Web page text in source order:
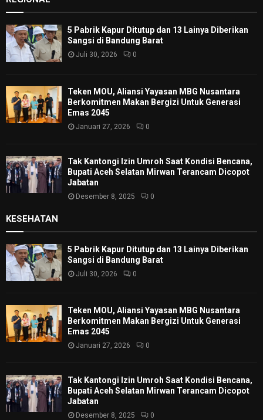
5 Pabrik Kapur Ditutup dan 13 Lainya Diberikan
Sangsi di Bandung Barat
Juli 30, 2026 0
Teken MOU, Aliansi Yayasan MBG Nusantara
Berkomitmen Makan Bergizi Untuk Generasi
Emas 2045
Januari 27, 2026 0
Tak Kantongi Izin Umroh Saat Kondisi Bencana,
Bupati Aceh Selatan Mirwan Terancam Dicopot
Jabatan
Desember 8, 2025 0
KESEHATAN
5 Pabrik Kapur Ditutup dan 13 Lainya Diberikan
Sangsi di Bandung Barat
Juli 30, 2026 0
Teken MOU, Aliansi Yayasan MBG Nusantara
Berkomitmen Makan Bergizi Untuk Generasi
Emas 2045
Januari 27, 2026 0
Tak Kantongi Izin Umroh Saat Kondisi Bencana,
Bupati Aceh Selatan Mirwan Terancam Dicopot
Jabatan
Desember 8, 2025 0